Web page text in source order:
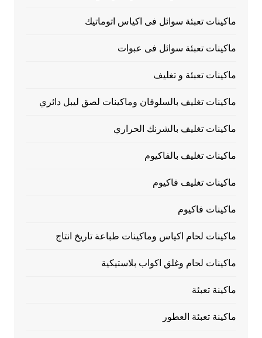
ماكينات تعبئة سوائل فى اكياس اتوماتيك
ماكينات تعبئة سوائل فى عبوات
ماكينات تعبئة و تغليف
ماكينات تغليف بالسلوفان وماكينات لصق ليبل دائري
ماكينات تغليف بالشرنك الحراري
ماكينات تغليف بالفاكيوم
ماكينات تغليف فاكيوم
ماكينات فاكيوم
ماكينات لحام اكياس وماكينات طباعة تاريخ انتاج
ماكينات لحام وغلق اكواب بلاستيكية
ماكينة تعبئة
ماكينة تعبئة العطور